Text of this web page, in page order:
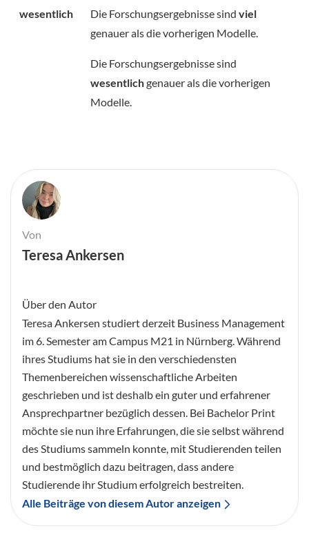
wesentlich Die Forschungsergebnisse sind viel
genauer als die vorherigen Modelle.
Die Forschungsergebnisse sind
wesentlichgenauer als die vorherigen
Modelle.
Von
Teresa Ankersen
Über den Autor
Teresa Ankersen studiert derzeit Business Management
im 6. Semester am Campus M21 in Nürnberg. Während
ihres Studiums hat sie in den verschiedensten
Themenbereichen wissenschaftliche Arbeiten
geschrieben und ist deshalb ein guter und erfahrener
Ansprechpartner bezüglich dessen. Bei Bachelor Print
möchte sie nun ihre Erfahrungen, die sie selbst während
des Studiums sammeln konnte, mit Studierenden teilen
und bestmöglich dazu beitragen, dass andere
Studierende ihr Studium erfolgreich bestreiten.
Alle Beiträge von diesem Autor anzeigen